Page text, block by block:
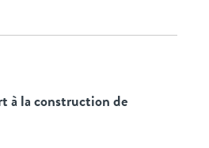
à la construction de